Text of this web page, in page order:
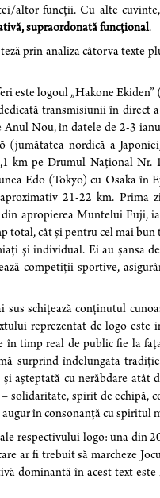
altor funcții. Cu alte
supraordonată funcțional.
prin analiza câtorva texte
este logoul „Hakone Ekiden”
transmisiunii în direct
Nou, în datele de 2-3
(jumătatea nordică a
km pe Drumul Național Nr.
Edo (Tokyo) cu Osaka în
21-22 km.
apropierea Muntelui Fuji,
total, cât și pentru cel mai
și individual. Ei au șansa
competiții sportive,
sus schițează conținutul
reprezentat de logo
în timp real de public fie la
surprind îndelungata
așteptată cu nerăbdare atât
solidaritate, spirit de
în consonanță cu spiritul
respectivului logo: una din
ar fi trebuit să marcheze
dominantă în acest text este